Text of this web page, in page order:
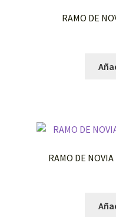
RAMO DE
RAMO DE NOVIA